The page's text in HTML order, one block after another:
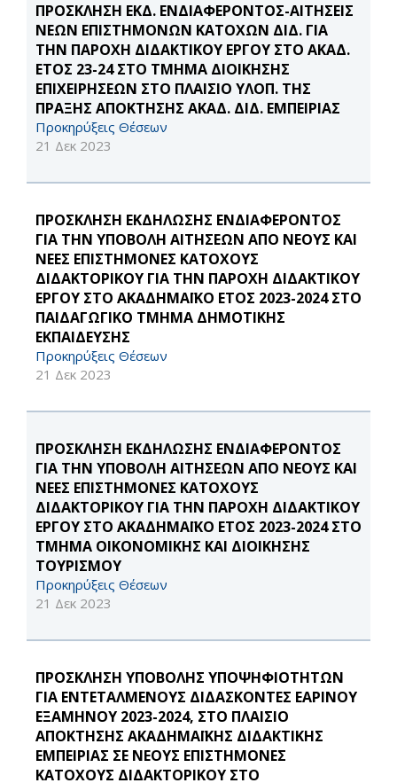
ΠΡΟΣΚΛΗΣΗ ΕΚΔ. ΕΝΔΙΑΦΕΡΟΝΤΟΣ-ΑΙΤΗΣΕΙΣ
ΝΕΩΝ ΕΠΙΣΤΗΜΟΝΩΝ ΚΑΤΟΧΩΝ ΔΙΔ. ΓΙΑ
ΤΗΝ ΠΑΡΟΧΗ ΔΙΔΑΚΤΙΚΟΥ ΕΡΓΟΥ ΣΤΟ ΑΚΑΔ.
ΕΤΟΣ 23-24 ΣΤΟ ΤΜΗΜΑ ΔΙΟΙΚΗΣΗΣ
ΕΠΙΧΕΙΡΗΣΕΩΝ ΣΤΟ ΠΛΑΙΣΙΟ ΥΛΟΠ. ΤΗΣ
ΠΡΑΞΗΣ ΑΠΟΚΤΗΣΗΣ ΑΚΑΔ. ΔΙΔ. ΕΜΠΕΙΡΙΑΣ
Προκηρύξεις Θέσεων
21 Δεκ 2023
ΠΡΟΣΚΛΗΣΗ ΕΚΔΗΛΩΣΗΣ ΕΝΔΙΑΦΕΡΟΝΤΟΣ
ΓΙΑ THN ΥΠΟΒΟΛΗ ΑΙΤΗΣΕΩΝ ΑΠΟ ΝΕΟΥΣ ΚΑΙ
ΝΕΕΣ ΕΠΙΣΤΗΜΟΝΕΣ ΚΑΤΟΧΟΥΣ
ΔΙΔΑΚΤΟΡΙΚΟΥ ΓΙΑ ΤΗΝ ΠΑΡΟΧΗ ΔΙΔΑΚΤΙΚΟΥ
ΕΡΓΟΥ ΣΤΟ ΑΚΑΔΗΜΑΪΚΟ ΕΤΟΣ 2023-2024 ΣΤΟ
ΠΑΙΔΑΓΩΓΙΚΟ ΤΜΗΜΑ ΔΗΜΟΤΙΚΗΣ
ΕΚΠΑΙΔΕΥΣΗΣ
Προκηρύξεις Θέσεων
21 Δεκ 2023
ΠΡΟΣΚΛΗΣΗ ΕΚΔΗΛΩΣΗΣ ΕΝΔΙΑΦΕΡΟΝΤΟΣ
ΓΙΑ THN ΥΠΟΒΟΛΗ ΑΙΤΗΣΕΩΝ ΑΠΟ ΝΕΟΥΣ ΚΑΙ
ΝΕΕΣ ΕΠΙΣΤΗΜΟΝΕΣ ΚΑΤΟΧΟΥΣ
ΔΙΔΑΚΤΟΡΙΚΟΥ ΓΙΑ ΤΗΝ ΠΑΡΟΧΗ ΔΙΔΑΚΤΙΚΟΥ
ΕΡΓΟΥ ΣΤΟ ΑΚΑΔΗΜΑΪΚΟ ΕΤΟΣ 2023-2024 ΣΤΟ
ΤΜΗΜΑ ΟΙΚΟΝΟΜΙΚΗΣ ΚΑΙ ΔΙΟΙΚΗΣΗΣ
ΤΟΥΡΙΣΜΟΥ
Προκηρύξεις Θέσεων
21 Δεκ 2023
ΠΡΟΣΚΛΗΣΗ ΥΠΟΒΟΛΗΣ ΥΠΟΨΗΦΙΟΤΗΤΩΝ
ΓΙΑ ΕΝΤΕΤΑΛΜΕΝΟΥΣ ΔΙΔΑΣΚΟΝΤΕΣ ΕΑΡΙΝΟΥ
ΕΞΑΜΗΝΟΥ 2023-2024, ΣΤΟ ΠΛΑΙΣΙΟ
ΑΠΟΚΤΗΣΗΣ ΑΚΑΔΗΜΑΪΚΗΣ ΔΙΔΑΚΤΙΚΗΣ
ΕΜΠΕΙΡΙΑΣ ΣΕ ΝΕΟΥΣ ΕΠΙΣΤΗΜΟΝΕΣ
ΚΑΤΟΧΟΥΣ ΔΙΔΑΚΤΟΡΙΚΟΥ ΣΤΟ